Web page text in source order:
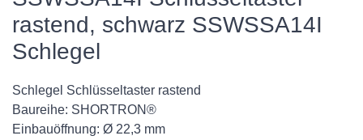
rastend, schwarz SSWSSA14I
Schlegel
Schlegel Schlüsseltaster rastend
Baureihe: SHORTRON®
Einbauöffnung: Ø 22,3 mm